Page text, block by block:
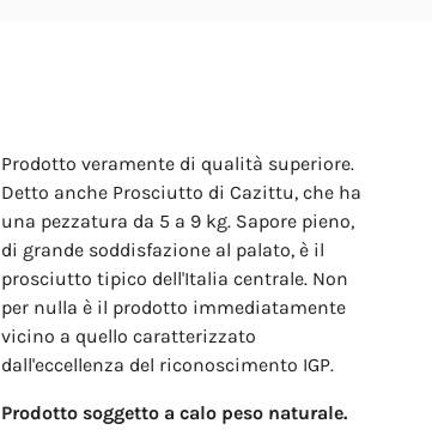
Prodotto veramente di qualità superiore.
Detto anche Prosciutto di Cazittu, che ha
una pezzatura da 5 a 9 kg. Sapore pieno,
di grande soddisfazione al palato, è il
prosciutto tipico dell'Italia centrale. Non
per nulla è il prodotto immediatamente
vicino a quello caratterizzato
dall'eccellenza del riconoscimento IGP.
Prodotto soggetto a calo peso naturale.